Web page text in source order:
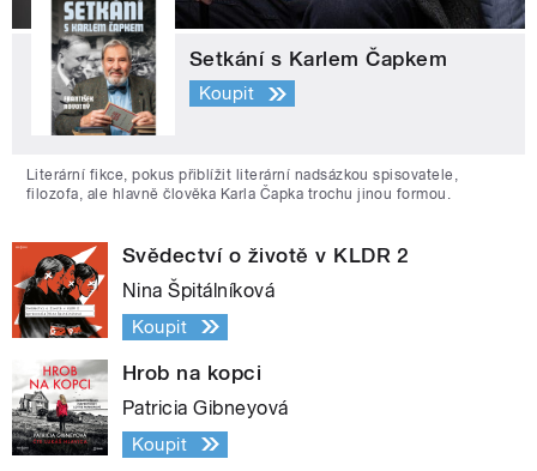
Setkání s Karlem Čapkem
Koupit
Literární fikce, pokus přiblížit literární nadsázkou spisovatele,
filozofa, ale hlavně člověka Karla Čapka trochu jinou formou.
Svědectví o životě v KLDR 2
Nina Špitálníková
Koupit
Hrob na kopci
Patricia Gibneyová
Koupit